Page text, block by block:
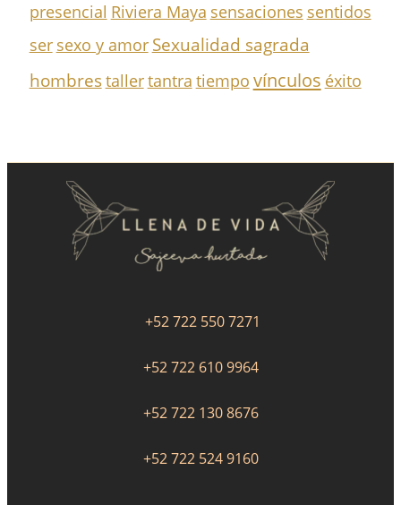
presencial Riviera Maya sensaciones sentidos
ser sexo y amor Sexualidad sagrada
hombrestallertantra tiempo vínculos éxito
+52 722 550 7271
+52 722 610 9964
+52 722 130 8676
+52 722 524 9160